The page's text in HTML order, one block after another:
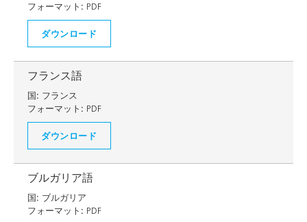
フォーマット: PDF
ダウンロード
フランス語
国: フランス
フォーマット: PDF
ダウンロード
ブルガリア語
国: ブルガリア
フォーマット: PDF